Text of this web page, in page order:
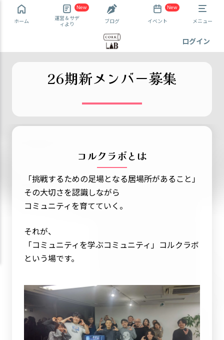
ホーム
New
運営＆サデ
ィより
ブログ
New
イベント メニュー
ログイン
26期新メンバー募集
コルクラボとは
「挑戦するための足場となる居場所があること」
その大切さを認識しながら
コミュニティを育てていく。
それが、
「コミュニティを学ぶコミュニティ」コルクラボ
という場です。